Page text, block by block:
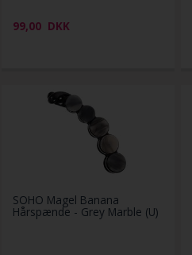
99,00 DKK
SOHO Magel Banana
Hårspænde - Grey Marble (U)